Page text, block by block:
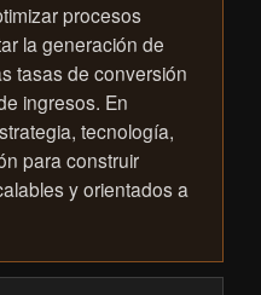
procesos
la generación de
tasas de conversión
ingresos. En
tecnología,
para construir
y orientados a